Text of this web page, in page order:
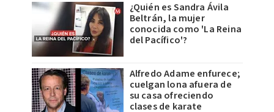
¿Quién es Sandra Ávila
Beltrán, la mujer
conocida como 'La Reina
del Pacífico'?
Alfredo Adame enfurece;
cuelgan lona afuera de
su casa ofreciendo
clases de karate